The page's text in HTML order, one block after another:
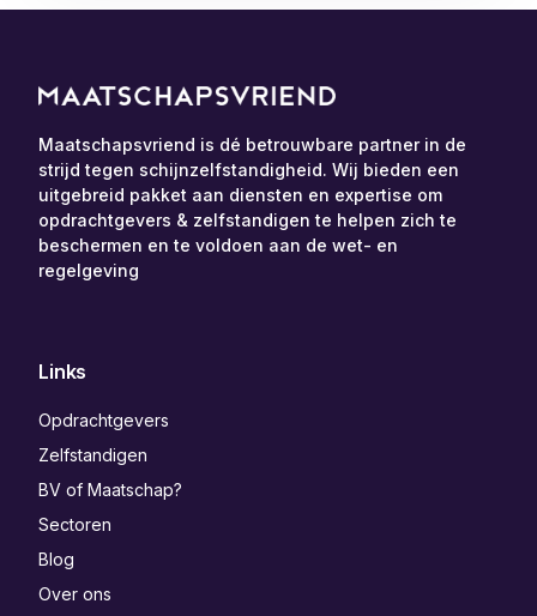
Maatschapsvriend is dé betrouwbare partner in de
strijd tegen schijnzelfstandigheid. Wij bieden een
uitgebreid pakket aan diensten en expertise om
opdrachtgevers & zelfstandigen te helpen zich te
beschermen en te voldoen aan de wet- en
regelgeving
Links
Opdrachtgevers
Zelfstandigen
BV of Maatschap?
Sectoren
Blog
Over ons